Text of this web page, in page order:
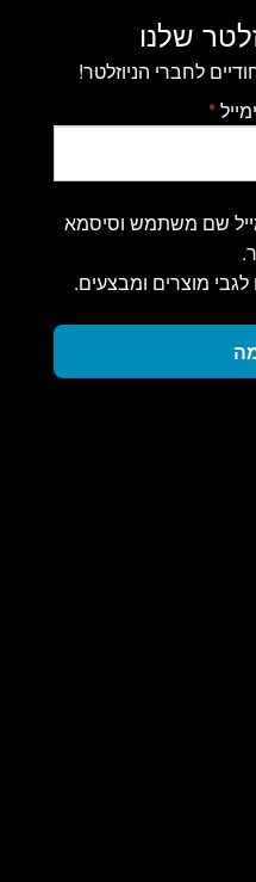
שלנו
לחברי הניוזלטר!
*
שם משתמש וסיסמא
לגבי מוצרים ומבצעים.